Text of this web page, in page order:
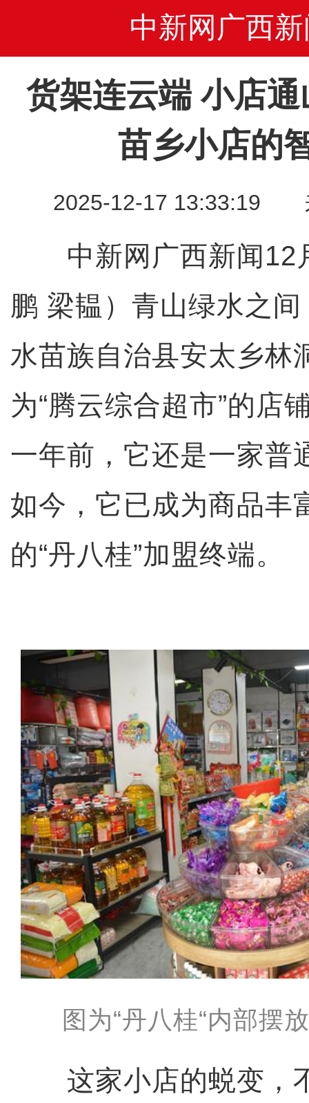
中新网广西新
货架连云端 小店
苗乡小店的
2025-12-17 13:33:19
中新网广西新闻12
鹏 梁韫）青山绿水之
水苗族自治县安太乡林
为“腾云综合超市”的店
一年前，它还是一家普
如今，它已成为商品丰
的“丹八桂”加盟终端。
图为“丹八桂“内部摆
这家小店的蜕变，